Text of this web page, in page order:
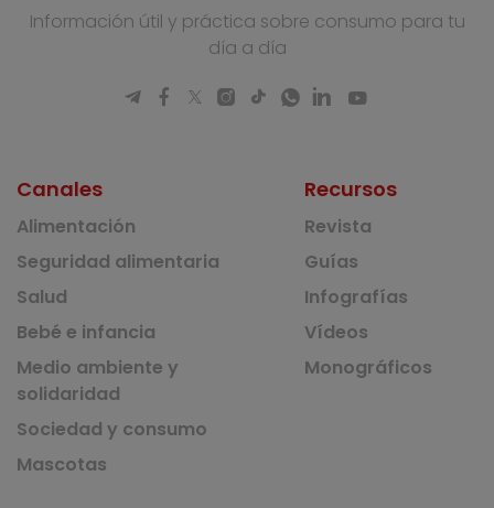
Información útil y práctica sobre consumo para tu
día a día
Canales
Alimentación
Seguridad alimentaria
Salud
Bebé e infancia
Medio ambiente y
solidaridad
Sociedad y consumo
Mascotas
Recursos
Revista
Guías
Infografías
Vídeos
Monográficos